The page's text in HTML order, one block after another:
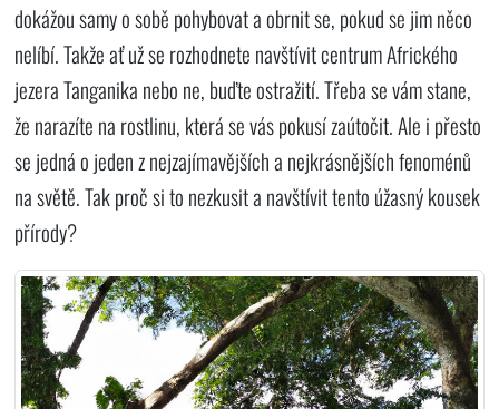
dokážou samy o sobě pohybovat a obrnit se, pokud se jim něco
nelíbí. Takže ať už se rozhodnete navštívit centrum Afrického
jezera Tanganika nebo ne, buďte ostražití. Třeba se vám stane,
že narazíte na rostlinu, která se vás pokusí zaútočit. Ale i přesto
se jedná o jeden z nejzajímavějších a nejkrásnějších fenoménů
na světě. Tak proč si to nezkusit a navštívit tento úžasný kousek
přírody?